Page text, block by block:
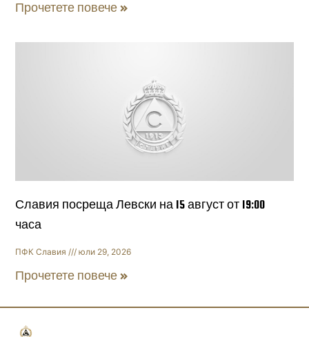
Прочетете повече »
Славия посреща Левски на 15 август от 19:00
часа
ПФК Славия юли 29, 2026
Прочетете повече »